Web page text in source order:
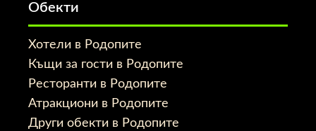
Обекти
Хотели в Родопите
Къщи за гости в Родопите
Ресторанти в Родопите
Атракциони в Родопите
Други обекти в Родопите